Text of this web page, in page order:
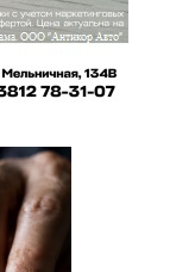
вот эти
так думают,
того, что на
то перекроют
шашлыка? Вы это
на похоронах целого
теперь не та,
в романе «Как
не будет.